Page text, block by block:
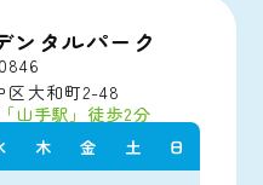
ンタルパーク
区大和町2-48
山手駅」徒歩2分
木 金 土 日